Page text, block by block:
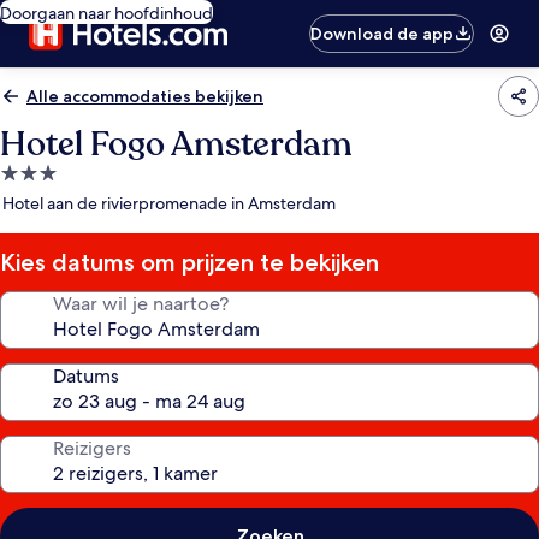
Doorgaan naar hoofdinhoud
Download de app
Alle accommodaties bekijken
Hotel Fogo Amsterdam
3.0-
sterrenaccommodatie
Hotel aan de rivierpromenade in Amsterdam
Kies datums om prijzen te bekijken
Waar wil je naartoe?
Datums
Reizigers